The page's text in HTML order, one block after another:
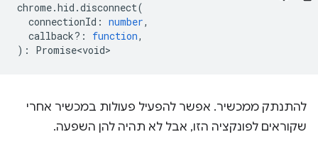
chrome.hid .disconnect(
connectionId : number,
callback? : function,
) : Promise<void>
להתנתק ממכשיר. אפשר להפעיל פעולות במכשיר אחרי
שקוראים לפונקציה הזו, אבל לא תהיה להן השפעה.